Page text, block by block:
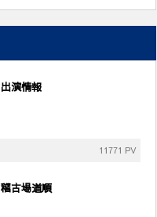
出演情報
11771 PV
稽古場道順